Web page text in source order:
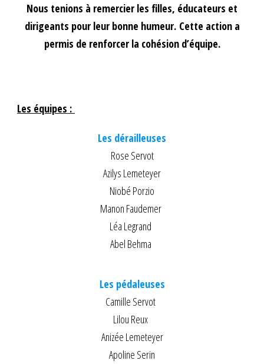
Nous tenions à remercier les filles, éducateurs et
dirigeants pour leur bonne humeur. Cette action a
permis de renforcer la cohésion d’équipe.
Les équipes :
Les dérailleuses
Rose Servot
Azilys Lemeteyer
Niobé Porzio
Manon Faudemer
Léa Legrand
Abel Behma
Les pédaleuses
Camille Servot
Lilou Reux
Anizée Lemeteyer
Apoline Serin